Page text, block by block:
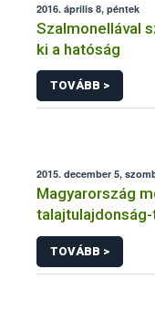
2016. április 8, péntek
Szalmonellával
ki a hatóság
TOVÁBB >
2015. december 5,
Magyarország
TOVÁBB >